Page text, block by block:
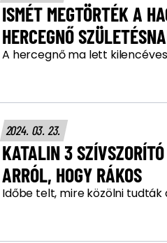
ISMÉT MEGTÖRTÉK A
HERCEGNŐ
A hercegnő ma lett
2024. 03. 23.
KATALIN 3
ARRÓL, HOGY RÁKOS
Időbe telt, mire közölni